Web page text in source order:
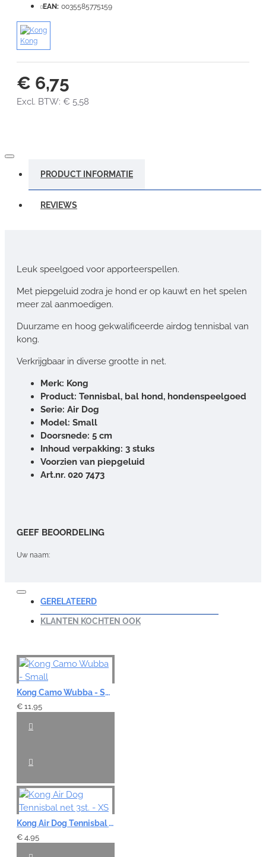
€ 6,75
Excl. BTW: € 5,58
EAN: 0035585775159
Kong
PRODUCT INFORMATIE
REVIEWS
Leuk speelgoed voor apporteerspellen.
Met piepgeluid zodra je hond er op kauwt en het spelen
meer zal aanmoedigen.
Duurzame en hoog gekwalificeerde airdog tennisbal van
kong.
Verkrijgbaar in diverse grootte in net.
Merk: Kong
Product: Tennisbal, bal hond, hondenspeelgoed
Serie: Air Dog
Model: Small
Doorsnede: 5 cm
Inhoud verpakking: 3 stuks
Voorzien van piepgeluid
Art.nr. 020 7473
GEEF BEOORDELING
Uw naam:
Opmerking:
Note:HTML-code wordt niet vertaald!
Waardering:
Slecht
GERELATEERD
KLANTEN KOCHTEN OOK
Kong Camo Wubba - Small
€ 11,95
Kong Air Dog Tennisbal net 3st. - XS
€ 4,95